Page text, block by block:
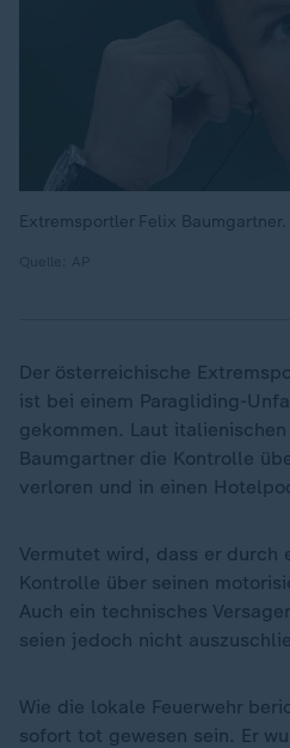
Extremsportler Felix Baumgartner.
Der österreichische
ist bei einem Paragliding-
gekommen. Laut
Baumgartner die Kontrolle
verloren und in einen
Vermutet wird, dass er durch
Kontrolle über seinen
Auch ein technisches
seien jedoch nicht
Wie die lokale Feuerwehr
sofort tot gewesen sein. Er